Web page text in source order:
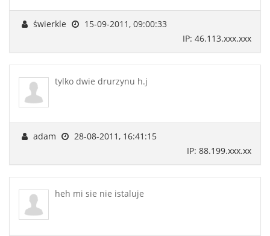
świerkle
15-09-2011, 09:00:33
IP: 46.113.xxx.xxx
tylko dwie drurzynu h.j
adam
28-08-2011, 16:41:15
IP: 88.199.xxx.xx
heh mi sie nie istaluje